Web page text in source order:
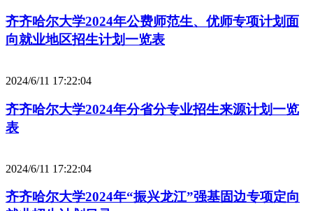
齐齐哈尔大学2024年公费师范生、优师专项计划面
向就业地区招生计划一览表
2024/6/11 17:22:04
齐齐哈尔大学2024年分省分专业招生来源计划一览
表
2024/6/11 17:22:04
齐齐哈尔大学2024年“振兴龙江”强基固边专项定向